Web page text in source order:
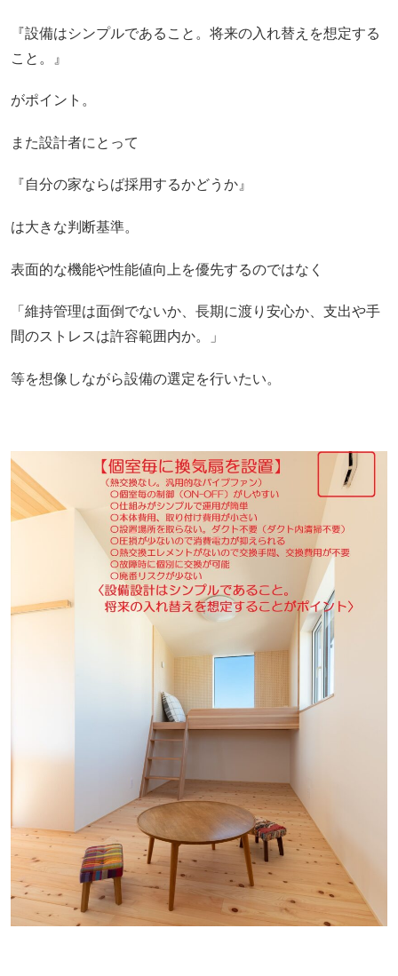
『設備はシンプルであること。将来の入れ替えを想定する
こと。』
がポイント。
また設計者にとって
『自分の家ならば採用するかどうか』
は大きな判断基準。
表面的な機能や性能値向上を優先するのではなく
「維持管理は面倒でないか、長期に渡り安心か、支出や手
間のストレスは許容範囲内か。」
等を想像しながら設備の選定を行いたい。